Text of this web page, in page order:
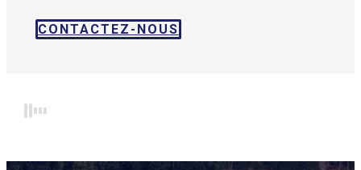
CONTACTEZ-NOUS